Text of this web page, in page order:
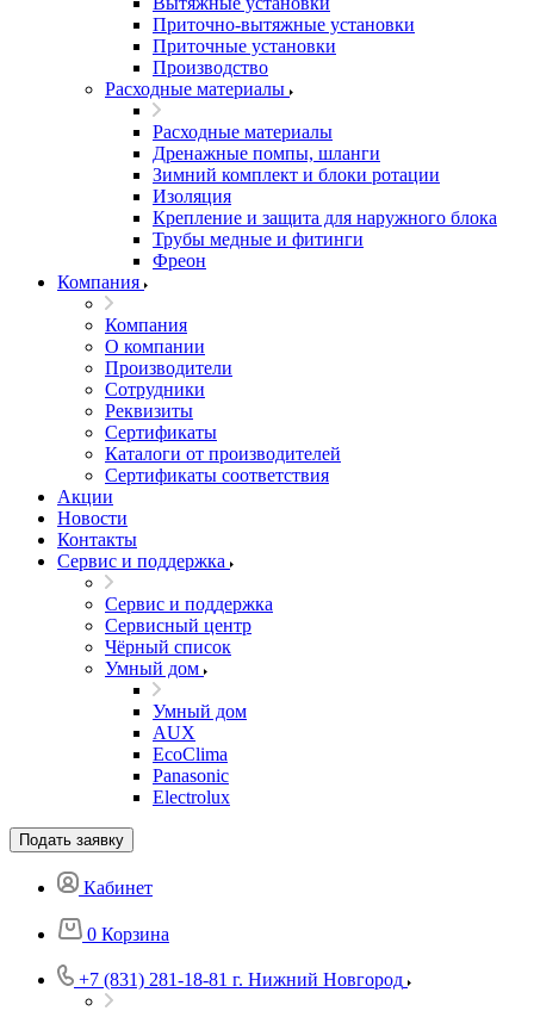
Приточно-вытяжные установки
Приточные установки
Производство
Расходные материалы
Расходные материалы
Дренажные помпы, шланги
Зимний комплект и блоки ротации
Изоляция
Крепление и защита для наружного блока
Трубы медные и фитинги
Фреон
Компания
Компания
О компании
Производители
Сотрудники
Реквизиты
Сертификаты
Каталоги от производителей
Сертификаты соответствия
Акции
Новости
Контакты
Сервис и поддержка
Сервис и поддержка
Сервисный центр
Чёрный список
Умный дом
Умный дом
AUX
EcoClima
Panasonic
Electrolux
Подать заявку
Кабинет
0 Корзина
+7 (831) 281-18-81 г. Нижний Новгород